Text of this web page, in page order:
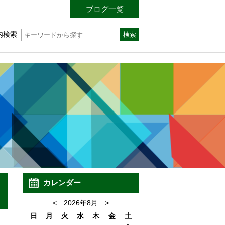
ブログ一覧
検索
カレンダー
< 2026年8月
>
日
月 火 水 木 金
土